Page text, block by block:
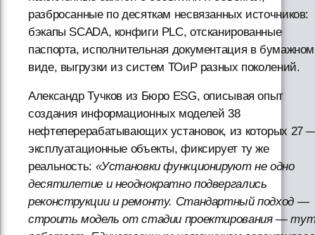
разбросанные по десяткам несвязанных источников:
бэкапы SCADA, конфиги PLC, отсканированные
паспорта, исполнительная документация в бумажном
виде, выгрузки из систем ТОиР разных поколений.
Александр Тучков из Бюро ESG, описывая опыт
создания информационных моделей 38
нефтеперерабатывающих установок, из которых 27
эксплуатационные объекты, фиксирует ту же
реальность: «Установки функционируют не одно
десятилетие и неоднократно подвергались
реконструкции и ремонту. Стандартный подход —
строить модель от стадии проектирования —